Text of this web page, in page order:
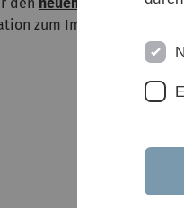
zum Import von